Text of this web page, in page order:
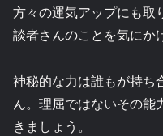
方々の運気アップにも取
談者さんのことを気にか
神秘的な力は誰もが持ち
ん。理屈ではないその能
きましょう。